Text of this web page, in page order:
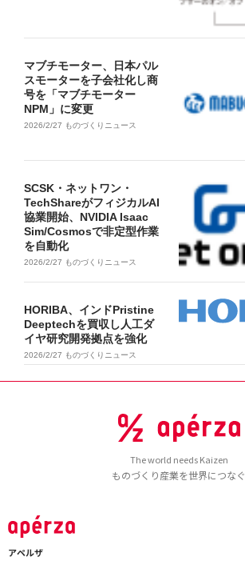
マブチモーター、日本パル
スモーターを子会社化し商
号を「マブチモーター
NPM」に変更
2026/2/27 ものづくりニュース
SCSK・ネットワン・
TechShareがフィジカルAI
協業開始、NVIDIA Isaac
Sim/Cosmosで非定型作業
を自動化
2026/2/27 ものづくりニュース
HORIBA、インドPristine
Deeptechを買収し人工ダ
イヤ研究開発拠点を強化
2026/2/27 ものづくりニュース
The world needs Kaizen
ものづくり産業を世界につなぐ
アペルザ